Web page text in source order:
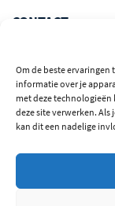
Om de beste
informatie over je
met deze technologieën
deze site verwerken.
kan dit een nadelige
CONTACT
HET BEDRIJF
©